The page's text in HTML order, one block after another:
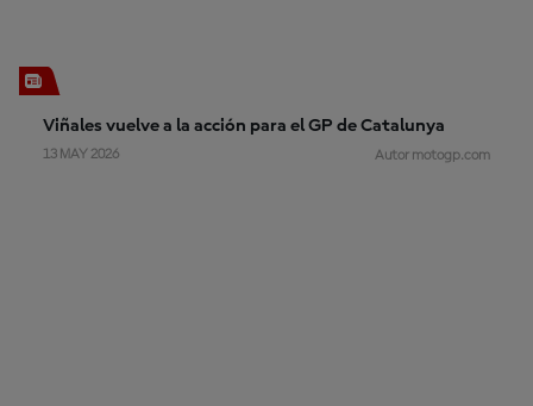
Viñales vuelve a la acción para el GP de Catalunya
13 MAY 2026 Autor motogp.com